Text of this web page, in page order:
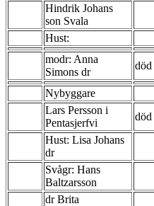
Hindrik Johans
son Svala
Hust:
modr: Anna
Simons dr
död
Nybyggare
Lars Persson i
Pentasjerfvi
död
Hust: Lisa Johans
dr
Svågr: Hans
Baltzarsson
dr Brita